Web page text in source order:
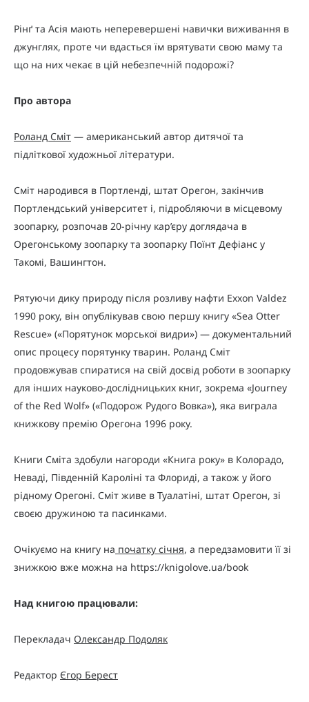
Рінґ та Асія мають неперевершені навички виживання в
джунглях, проте чи вдасться їм врятувати свою маму та
що на них чекає в цій небезпечній подорожі?
Про автора
Роланд Сміт — американський автор дитячої та
підліткової художньої літератури.
Сміт народився в Портленді, штат Орегон, закінчив
Портлендський університет і, підробляючи в місцевому
зоопарку, розпочав 20-річну кар’єру доглядача в
Орегонському зоопарку та зоопарку Поїнт Дефіанс у
Такомі, Вашингтон.
Рятуючи дику природу після розливу нафти Exxon Valdez
1990 року, він опублікував свою першу книгу «Sea Otter
Rescue» («Порятунок морської видри») — документальний
опис процесу порятунку тварин. Роланд Сміт
продовжував спиратися на свій досвід роботи в зоопарку
для інших науково-дослідницьких книг, зокрема «Journey
of the Red Wolf» («Подорож Рудого Вовка»), яка виграла
книжкову премію Орегона 1996 року.
Книги Сміта здобули нагороди «Книга року» в Колорадо,
Неваді, Південній Кароліні та Флориді, а також у його
рідному Орегоні. Сміт живе в Туалатіні, штат Орегон, зі
своєю дружиною та пасинками.
Очікуємо на книгу на початку січня, а передзамовити її зі
знижкою вже можна на https://knigolove.ua/book
Над книгою працювали:
Перекладач Олександр Подоляк
Редактор Єгор Берест